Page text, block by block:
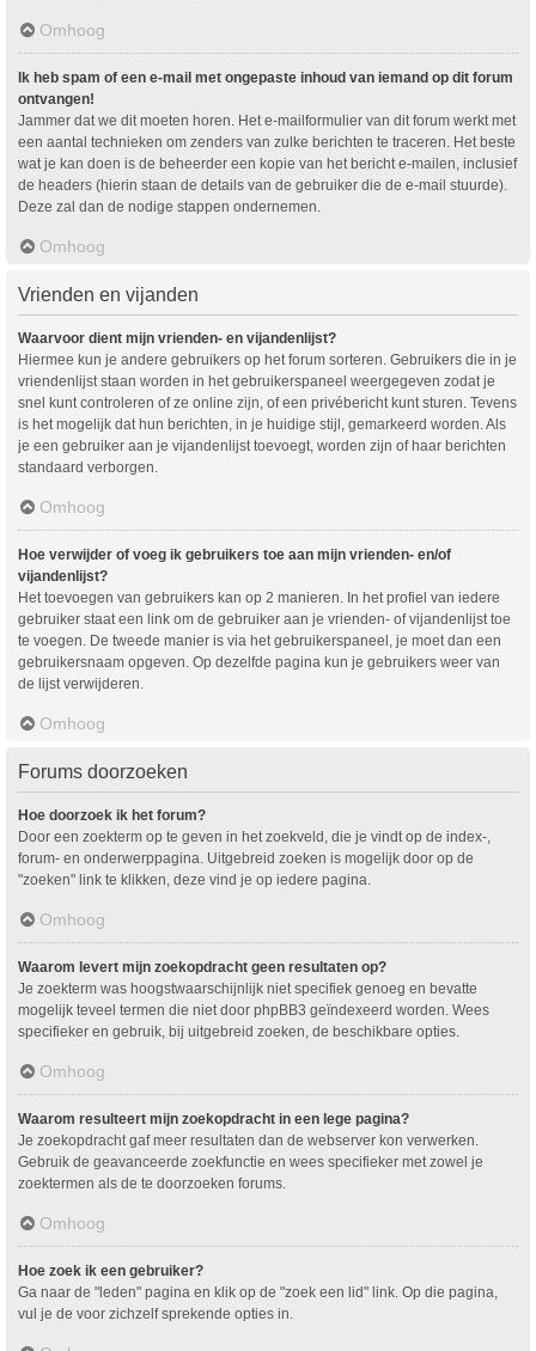
Omhoog
Ik heb spam of een e-mail met ongepaste inhoud van iemand op dit forum
ontvangen!
Jammer dat we dit moeten horen. Het e-mailformulier van dit forum werkt met
een aantal technieken om zenders van zulke berichten te traceren. Het beste
wat je kan doen is de beheerder een kopie van het bericht e-mailen, inclusief
de headers (hierin staan de details van de gebruiker die de e-mail stuurde).
Deze zal dan de nodige stappen ondernemen.
Omhoog
Vrienden en vijanden
Waarvoor dient mijn vrienden- en vijandenlijst?
Hiermee kun je andere gebruikers op het forum sorteren. Gebruikers die in je
vriendenlijst staan worden in het gebruikerspaneel weergegeven zodat je
snel kunt controleren of ze online zijn, of een privébericht kunt sturen. Tevens
is het mogelijk dat hun berichten, in je huidige stijl, gemarkeerd worden. Als
je een gebruiker aan je vijandenlijst toevoegt, worden zijn of haar berichten
standaard verborgen.
Omhoog
Hoe verwijder of voeg ik gebruikers toe aan mijn vrienden- en/of
vijandenlijst?
Het toevoegen van gebruikers kan op 2 manieren. In het profiel van iedere
gebruiker staat een link om de gebruiker aan je vrienden- of vijandenlijst toe
te voegen. De tweede manier is via het gebruikerspaneel, je moet dan een
gebruikersnaam opgeven. Op dezelfde pagina kun je gebruikers weer van
de lijst verwijderen.
Omhoog
Forums doorzoeken
Hoe doorzoek ik het forum?
Door een zoekterm op te geven in het zoekveld, die je vindt op de index-,
forum- en onderwerppagina. Uitgebreid zoeken is mogelijk door op de
"zoeken" link te klikken, deze vind je op iedere pagina.
Omhoog
Waarom levert mijn zoekopdracht geen resultaten op?
Je zoekterm was hoogstwaarschijnlijk niet specifiek genoeg en bevatte
mogelijk teveel termen die niet door phpBB3 geïndexeerd worden. Wees
specifieker en gebruik, bij uitgebreid zoeken, de beschikbare opties.
Omhoog
Waarom resulteert mijn zoekopdracht in een lege pagina?
Je zoekopdracht gaf meer resultaten dan de webserver kon verwerken.
Gebruik de geavanceerde zoekfunctie en wees specifieker met zowel je
zoektermen als de te doorzoeken forums.
Omhoog
Hoe zoek ik een gebruiker?
Ga naar de "leden" pagina en klik op de "zoek een lid" link. Op die pagina,
vul je de voor zichzelf sprekende opties in.